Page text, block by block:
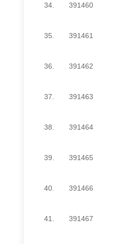
34. 391460
35. 391461
36. 391462
37. 391463
38. 391464
39. 391465
40. 391466
41. 391467